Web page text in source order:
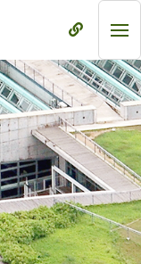
流
式
目
录
流
动
式
目
录